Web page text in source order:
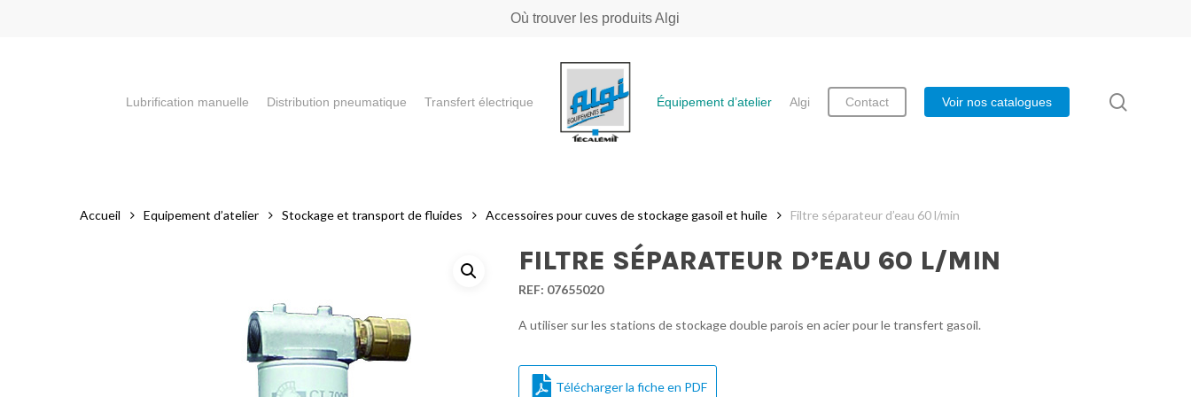
Où trouver les produits Algi
Lubrification manuelle Distribution pneumatique Transfert électrique Équipement d’atelier Algi Contact Voir nos catalogues
Accueil Equipement d’atelier Stockage et transport de fluides Accessoires pour cuves de stockage gasoil et huile Filtre séparateur d’eau 60 l/min
FILTRE SÉPARATEUR D’EAU 60 L/MIN
REF: 07655020
A utiliser sur les stations de stockage double parois en acier pour le transfert gasoil.
Télécharger la fiche en PDF